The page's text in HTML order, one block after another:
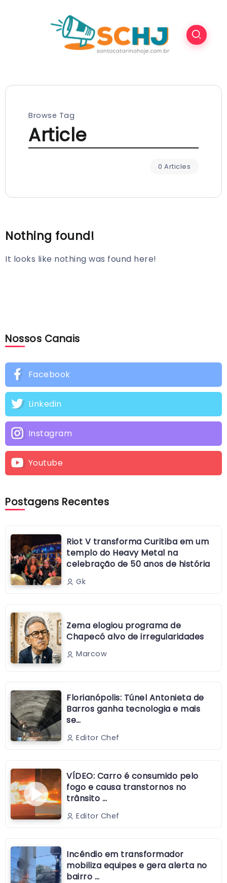
Browse Tag
Article
0 Articles
Nothing found!
It looks like nothing was found here!
Nossos Canais
Facebook
Linkedin
Instagram
Youtube
Postagens Recentes
Riot V transforma Curitiba em um
templo do Heavy Metal na
celebração de 50 anos de história
Gk
Zema elogiou programa de
Chapecó alvo de irregularidades
Marcow
Florianópolis: Túnel Antonieta de
Barros ganha tecnologia e mais
se…
Editor Chef
VÍDEO: Carro é consumido pelo
fogo e causa transtornos no
trânsito …
Editor Chef
Incêndio em transformador
mobiliza equipes e gera alerta no
bairro …